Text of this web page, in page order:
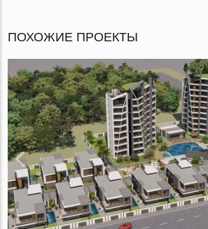
ПОХОЖИЕ ПРОЕКТЫ